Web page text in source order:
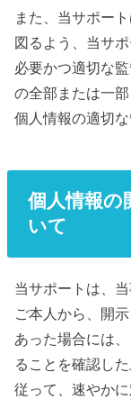
また、当サポー
図るよう、当サ
必要かつ適切な
の全部または一
個人情報の適切
個人情報の
いて
当サポートは、
ご本人から、開
あった場合には
ることを確認し
従って、速やかに